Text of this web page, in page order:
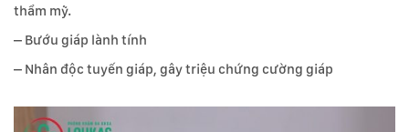
thẩm mỹ.
– Bướu giáp lành tính
– Nhân độc tuyến giáp, gây triệu chứng cường giáp